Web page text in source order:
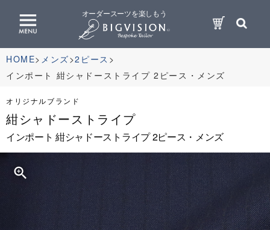
オーダースーツを楽しもう
HOME メンズ 2ピース
インポート 紺シャドーストライプ 2ピース・メンズ
オリジナルブランド
紺シャドーストライプ
インポート 紺シャドーストライプ 2ピース・メンズ
zoom_in